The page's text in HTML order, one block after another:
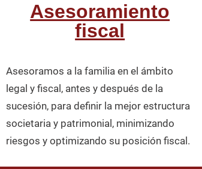
Asesoramiento
fiscal
Asesoramos a la familia en el ámbito
legal y fiscal, antes y después de la
sucesión, para definir la mejor estructura
societaria y patrimonial, minimizando
riesgos y optimizando su posición fiscal.